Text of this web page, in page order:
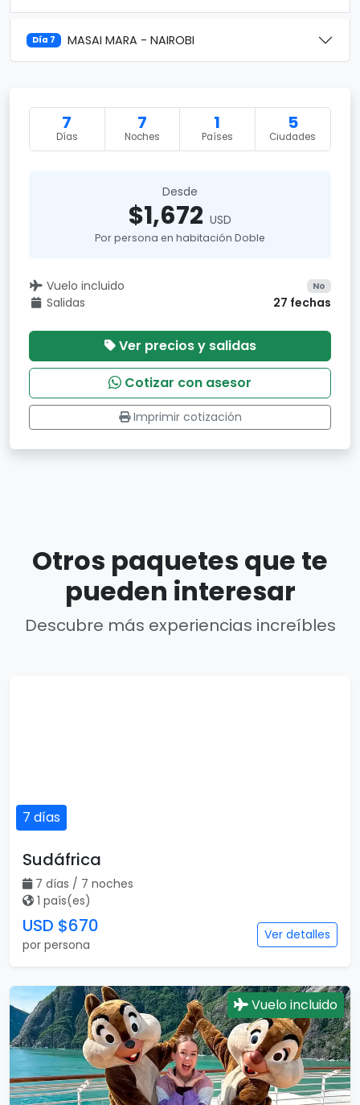
Día 7 MASAI MARA - NAIROBI
7
Días
7
Noches
1
Países
5
Ciudades
Desde
$1,672 USD
Por persona en habitación Doble
Vuelo incluido No
Salidas 27 fechas
Ver precios y salidas
Cotizar con asesor
Imprimir cotización
Otros paquetes que te
pueden interesar
Descubre más experiencias increíbles
7 días
Sudáfrica
7 días / 7 noches
1 país(es)
USD $670
por persona
Ver detalles
Vuelo incluido